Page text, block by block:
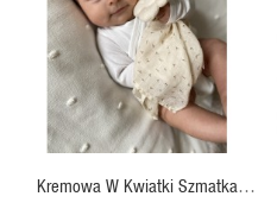
SZYBKI PODGLĄD
Kremowa W Kwiatki Szmatka